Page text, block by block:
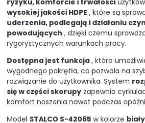
ryzyku, komforcie i trwałości
wysokiej jakości HDPE , które są
uderzenia, podlegają i działaniu
powodujących , dzięki czemu
rygorystycznych warunkach pracy.
Dostępna jest funkcja , która
wygodnego pokrętła, co pozwala na
rozwiązanie do użytkownika. System
się w części skorupy zapewnia
komfort noszenia nawet podczas
Model STALCO S-42065 w kolorze